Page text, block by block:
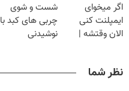
اگر میخوای
ایمپلنت کنی
الان وقتشه |
شست و شوی
چربی های کبد با
نوشیدنی
نظر شما